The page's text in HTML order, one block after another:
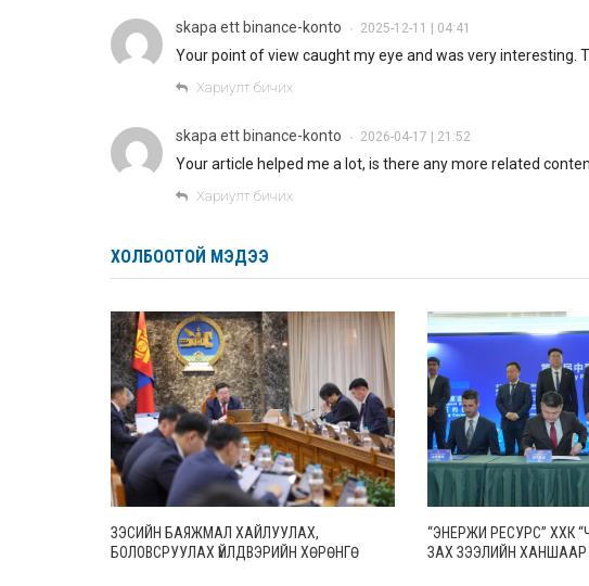
skapa ett binance-konto • 2025-12-11 | 04:41
Your point of view caught my eye and was very interesting.
Хариулт бичих
skapa ett binance-konto • 2026-04-17 | 21:52
Your article helped me a lot, is there any more related
Хариулт бичих
ХОЛБООТОЙ МЭДЭЭ
ЗЭСИЙН БАЯЖМАЛ ХАЙЛУУЛАХ,
БОЛОВСРУУЛАХ ҮЙЛДВЭРИЙН ХӨРӨНГӨ
“ЭНЕРЖИ РЕСУРС” ХХК
ЗАХ ЗЭЭЛИЙН ХАНШААР